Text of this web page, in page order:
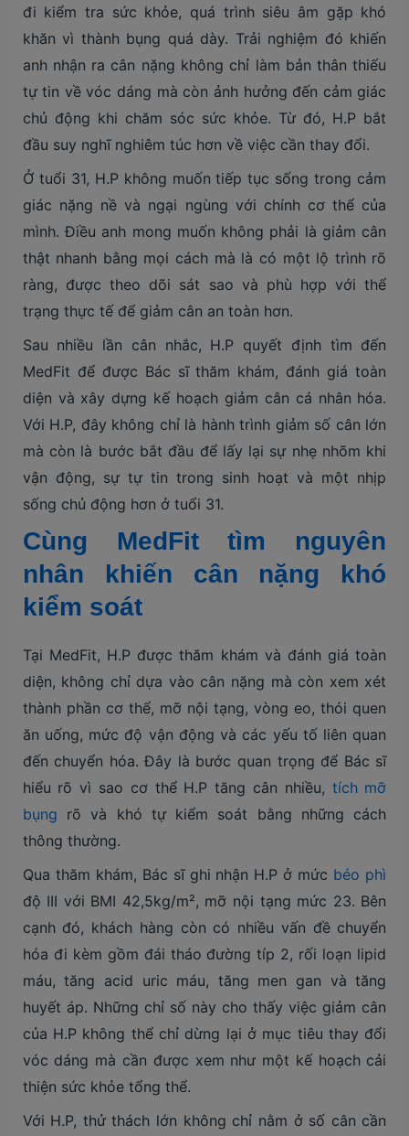
đi kiểm tra sức khỏe, quá trình siêu âm gặp khó
khăn vì thành bụng quá dày. Trải nghiệm đó khiến
anh nhận ra cân nặng không chỉ làm bản thân thiếu
tự tin về vóc dáng mà còn ảnh hưởng đến cảm giác
chủ động khi chăm sóc sức khỏe. Từ đó, H.P bắt
đầu suy nghĩ nghiêm túc hơn về việc cần thay đổi.
Ở tuổi 31, H.P không muốn tiếp tục sống trong cảm
giác nặng nề và ngại ngùng với chính cơ thể của
mình. Điều anh mong muốn không phải là giảm cân
thật nhanh bằng mọi cách mà là có một lộ trình rõ
ràng, được theo dõi sát sao và phù hợp với thể
trạng thực tế để giảm cân an toàn hơn.
Sau nhiều lần cân nhắc, H.P quyết định tìm đến
MedFit để được Bác sĩ thăm khám, đánh giá toàn
diện và xây dựng kế hoạch giảm cân cá nhân hóa.
Với H.P, đây không chỉ là hành trình giảm số cân lớn
mà còn là bước bắt đầu để lấy lại sự nhẹ nhõm khi
vận động, sự tự tin trong sinh hoạt và một nhịp
sống chủ động hơn ở tuổi 31.
Cùng MedFit tìm nguyên
nhân khiến cân nặng khó
kiểm soát
Tại MedFit, H.P được thăm khám và đánh giá toàn
diện, không chỉ dựa vào cân nặng mà còn xem xét
thành phần cơ thể, mỡ nội tạng, vòng eo, thói quen
ăn uống, mức độ vận động và các yếu tố liên quan
đến chuyển hóa. Đây là bước quan trọng để Bác sĩ
hiểu rõ vì sao cơ thể H.P tăng cân nhiều, tích mỡ
bụng rõ và khó tự kiểm soát bằng những cách
thông thường.
Qua thăm khám, Bác sĩ ghi nhận H.P ở mức béo phì
độ III với BMI 42,5kg/m², mỡ nội tạng mức 23. Bên
cạnh đó, khách hàng còn có nhiều vấn đề chuyển
hóa đi kèm gồm đái tháo đường típ 2, rối loạn lipid
máu, tăng acid uric máu, tăng men gan và tăng
huyết áp. Những chỉ số này cho thấy việc giảm cân
của H.P không thể chỉ dừng lại ở mục tiêu thay đổi
vóc dáng mà cần được xem như một kế hoạch cải
thiện sức khỏe tổng thể.
Với H.P, thử thách lớn không chỉ nằm ở số cân cần